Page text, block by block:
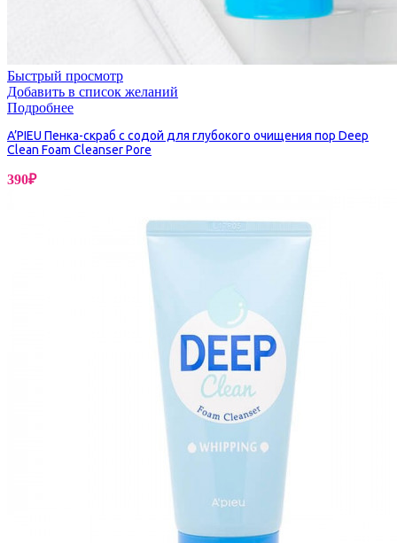
Быстрый просмотр
Добавить в список желаний
Подробнее
A’PIEU Пенка-скраб с содой для глубокого очищения пор Deep
Clean Foam Cleanser Pore
390₽